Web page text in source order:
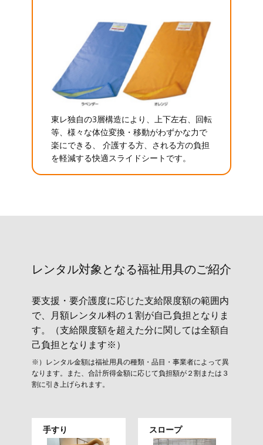
東レ独自の3層構造により、上下左右、回転
等、様々な体位変換・移動がわずかな力で
楽にできる、 介護する方、される方の負担
を軽減する快適スライドシートです。
レンタル対象と​なる福祉用具のご紹介
要支援・要介護度に応じた支給限度額の範囲内
で、月額レンタル料の１割が自己負担となりま
す。（支給限度額を超えた分に関しては全額自
己負担となります※）
※）レンタル金額は福祉用具の種類・品目・事業者によって異
なります。また、合計所得金額に応じて負担額が２割または３
割に引き上げられます。
手すり スロープ